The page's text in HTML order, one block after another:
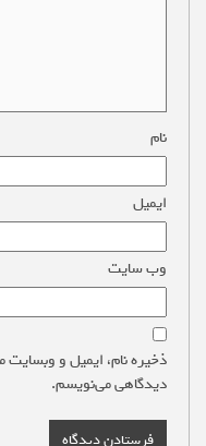
نام
ایمیل
وب‌ سایت
ذخیره نام، ایمیل و وبسایت
دیدگاهی می‌نویسم.